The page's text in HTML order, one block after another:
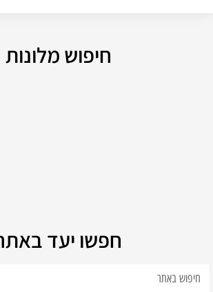
חיפוש מלונות
חפשו יעד